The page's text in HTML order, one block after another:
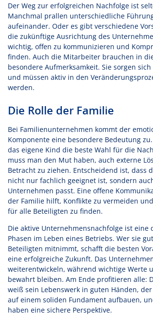
Der Weg zur erfolgreichen Nachfolge ist
Manchmal prallen unterschiedliche
aufeinander. Oder es gibt verschiedene
die zukünftige Ausrichtung des
wichtig, offen zu kommunizieren und
finden. Auch die Mitarbeiter brauchen in
besondere Aufmerksamkeit. Sie sorgen
und müssen aktiv in den
werden.
Die Rolle der Familie
Bei Familienunternehmen kommt der
Komponente eine besondere Bedeutung
das eigene Kind die beste Wahl für die
muss man den Mut haben, auch externe
Betracht zu ziehen. Entscheidend ist, dass
nicht nur fachlich geeignet ist, sondern
Unternehmen passt. Eine offene
der Familie hilft, Konflikte zu vermeiden
für alle Beteiligten zu finden.
Die aktive Unternehmensnachfolge ist eine
Phasen im Leben eines Betriebs. Wer sie
Beteiligten mitnimmt, schafft die besten
eine erfolgreiche Zukunft. Das
weiterentwickeln, während wichtige Werte
bewahrt bleiben. Am Ende profitieren alle:
weiß sein Lebenswerk in guten Händen,
auf einem soliden Fundament aufbauen,
haben eine sichere Perspektive.